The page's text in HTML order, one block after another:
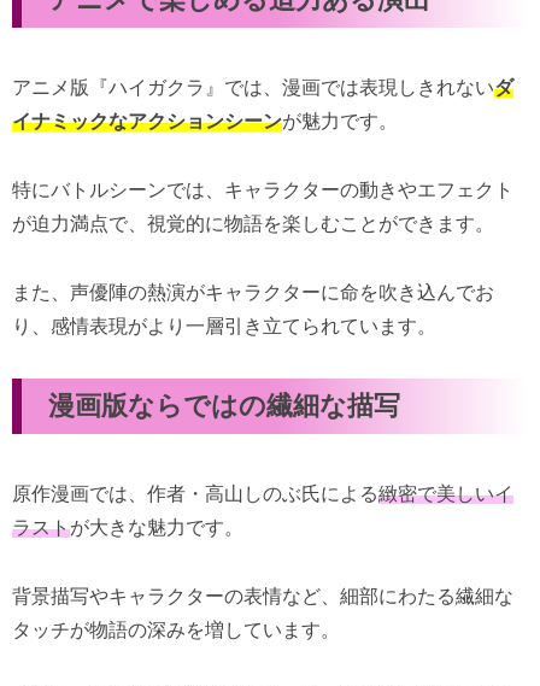
アニメ版『ハイガクラ』では、漫画では表現しきれないダ
イナミックなアクションシーンが魅力です。
特にバトルシーンでは、キャラクターの動きやエフェクト
が迫力満点で、視覚的に物語を楽しむことができます。
また、声優陣の熱演がキャラクターに命を吹き込んでお
り、感情表現がより一層引き立てられています。
漫画版ならではの繊細な描写
原作漫画では、作者・高山しのぶ氏による緻密で美しいイ
ラストが大きな魅力です。
背景描写やキャラクターの表情など、細部にわたる繊細な
タッチが物語の深みを増しています。